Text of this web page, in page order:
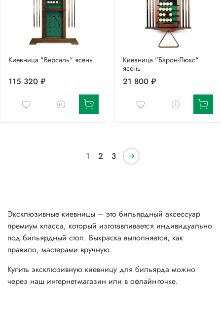
Киевница "Версаль" ясень
115 320 ₽
Киевница "Барон-Люкс"
ясень
21 800 ₽
1 2 3
Эксклюзивные киевницы – это бильярдный аксессуар
премиум класса, который изготавливается индивидуально
под бильярдный стол. Выкраска выполняется, как
правило, мастерами вручную.
Купить эксклюзивную киевницу для бильярда можно
через наш интернет-магазин или в офлайн-точке.